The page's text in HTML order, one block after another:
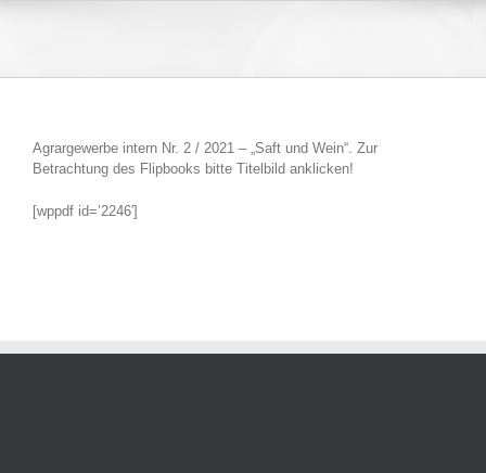
Agrargewerbe intern Nr. 2 / 2021 – „Saft und Wein“. Zur
Betrachtung des Flipbooks bitte Titelbild anklicken!
[wppdf id=’2246′]